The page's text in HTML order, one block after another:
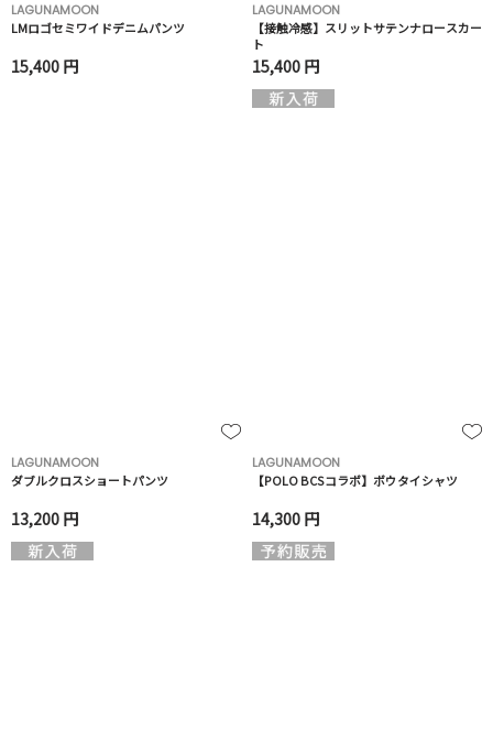
LAGUNAMOON
LMロゴセミワイドデニムパンツ
15,400 円
LAGUNAMOON
【接触冷感】スリットサテンナロースカー
ト
15,400 円
LAGUNAMOON
ダブルクロスショートパンツ
13,200 円
LAGUNAMOON
【POLO BCSコラボ】ボウタイシャツ
14,300 円